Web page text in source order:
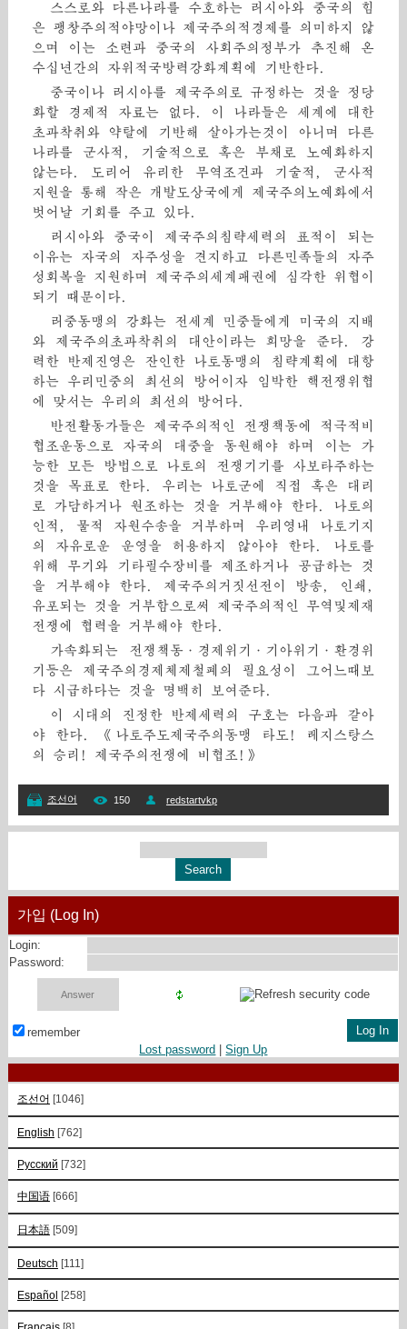
스스로와 다른나라를 수호하는 러시아와 중국의 힘
은 팽창주의적야망이나 제국주의적경제를 의미하지 않
으며 이는 소련과 중국의 사회주의정부가 추진해 온
수십년간의 자위적국방력강화계획에 기반한다.
중국이나 러시아를 제국주의로 규정하는 것을 정당
화할 경제적 자료는 없다. 이 나라들은 세계에 대한
초과착취와 약탈에 기반해 살아가는것이 아니며 다른
나라를 군사적, 기술적으로 혹은 부채로 노예화하지
않는다. 도리어 유리한 무역조건과 기술적, 군사적
지원을 통해 작은 개발도상국에게 제국주의노예화에서
벗어날 기회를 주고 있다.
러시아와 중국이 제국주의침략세력의 표적이 되는
이유는 자국의 자주성을 견지하고 다른민족들의 자주
성회복을 지원하며 제국주의세계패권에 심각한 위협이
되기 때문이다.
러중동맹의 강화는 전세계 민중들에게 미국의 지배
와 제국주의초과착취의 대안이라는 희망을 준다. 강
력한 반제진영은 잔인한 나토동맹의 침략계획에 대항
하는 우리민중의 최선의 방어이자 임박한 핵전쟁위협
에 맞서는 우리의 최선의 방어다.
반전활동가들은 제국주의적인 전쟁책동에 적극적비
협조운동으로 자국의 대중을 동원해야 하며 이는 가
능한 모든 방법으로 나토의 전쟁기기를 사보타주하는
것을 목표로 한다. 우리는 나토군에 직접 혹은 대리
로 가담하거나 원조하는 것을 거부해야 한다. 나토의
인적, 물적 자원수송을 거부하며 우리영내 나토기지
의 자유로운 운영을 허용하지 않아야 한다. 나토를
위해 무기와 기타필수장비를 제조하거나 공급하는 것
을 거부해야 한다. 제국주의거짓선전이 방송, 인쇄,
유포되는 것을 거부함으로써 제국주의적인 무역및제재
전쟁에 협력을 거부해야 한다.
가속화되는 전쟁책동·경제위기·기아위기·환경위
기등은 제국주의경제체제철폐의 필요성이 그어느때보
다 시급하다는 것을 명백히 보여준다.
이 시대의 진정한 반제세력의 구호는 다음과 같아
야 한다. 《나토주도제국주의동맹 타도! 레지스탕스
의 승리! 제국주의전쟁에 비협조!》
조선어 150 redstartvkp
가입 (Log In)
Login:
Password:
remember
Lost password |Sign Up
조선어 [1046]
English [762]
Русский [732]
中国语 [666]
日本語 [509]
Deutsch [111]
Español [258]